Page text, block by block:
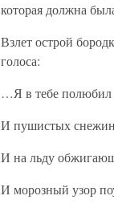
которая должна
Взлет острой
голоса:
…Я в тебе полюбил
И пушистых
И на льду
И морозный узор